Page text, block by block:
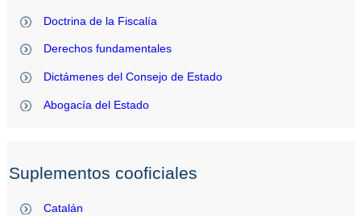
Doctrina de la Fiscalía
Derechos fundamentales
Dictámenes del Consejo de Estado
Abogacía del Estado
Suplementos cooficiales
Catalán